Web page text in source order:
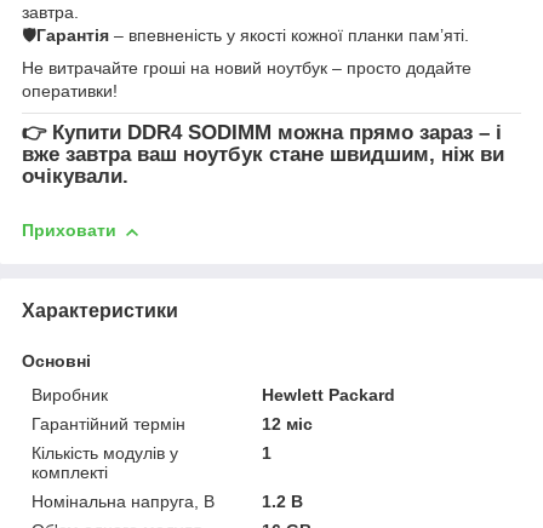
завтра.
🛡Гарантія – впевненість у якості кожної планки пам’яті.
Не витрачайте гроші на новий ноутбук – просто додайте
оперативки!
👉 Купити DDR4 SODIMM можна прямо зараз – і
вже завтра ваш ноутбук стане швидшим, ніж ви
очікували.
Приховати
Характеристики
Основні
Виробник
Hewlett Packard
Гарантійний термін
12 міс
Кількість модулів у
комплекті
1
Номінальна напруга, В
1.2 В